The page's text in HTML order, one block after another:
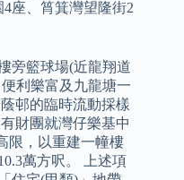
座、筲箕灣望隆街2
旁籃球場(近龍翔道
利樂富及九龍塘一
邨的臨時流動採樣
財團就灣仔樂基中
限，以重建一幢樓
萬方呎。 上述項